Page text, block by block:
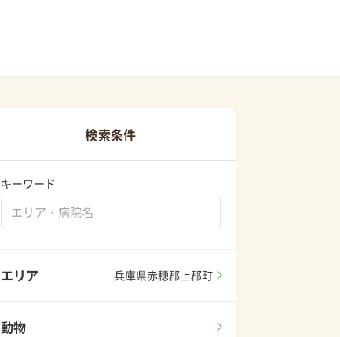
検索条件
キーワード
エリア 兵庫県赤穂郡上郡町
動物